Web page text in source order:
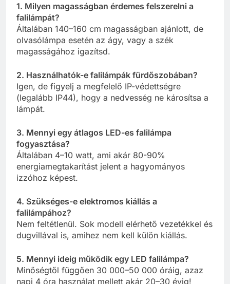
1. Milyen magasságban érdemes felszerelni a
falilámpát?
Általában 140–160 cm magasságban ajánlott, de
olvasólámpa esetén az ágy, vagy a szék
magasságához igazítsd.
2. Használhatók-e falilámpák fürdőszobában?
Igen, de figyelj a megfelelő IP-védettségre
(legalább IP44), hogy a nedvesség ne károsítsa a
lámpát.
3. Mennyi egy átlagos LED-es falilámpa
fogyasztása?
Általában 4–10 watt, ami akár 80-90%
energiamegtakarítást jelent a hagyományos
izzóhoz képest.
4. Szükséges-e elektromos kiállás a
falilámpához?
Nem feltétlenül. Sok modell elérhető vezetékkel és
dugvillával is, amihez nem kell külön kiállás.
5. Mennyi ideig működik egy LED falilámpa?
Minőségtől függően 30 000–50 000 óráig, azaz
napi 4 óra használat mellett akár 20–30 évig!